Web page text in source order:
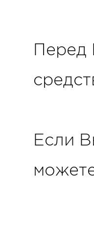
Если